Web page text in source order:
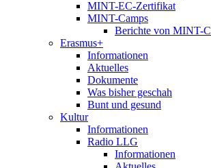
MINT-EC-Zertifikat
MINT-Camps
Berichte von MINT-
Erasmus+
Informationen
Aktuelles
Dokumente
Was bisher geschah
Bunt und gesund
Kultur
Informationen
Radio LLG
Informationen